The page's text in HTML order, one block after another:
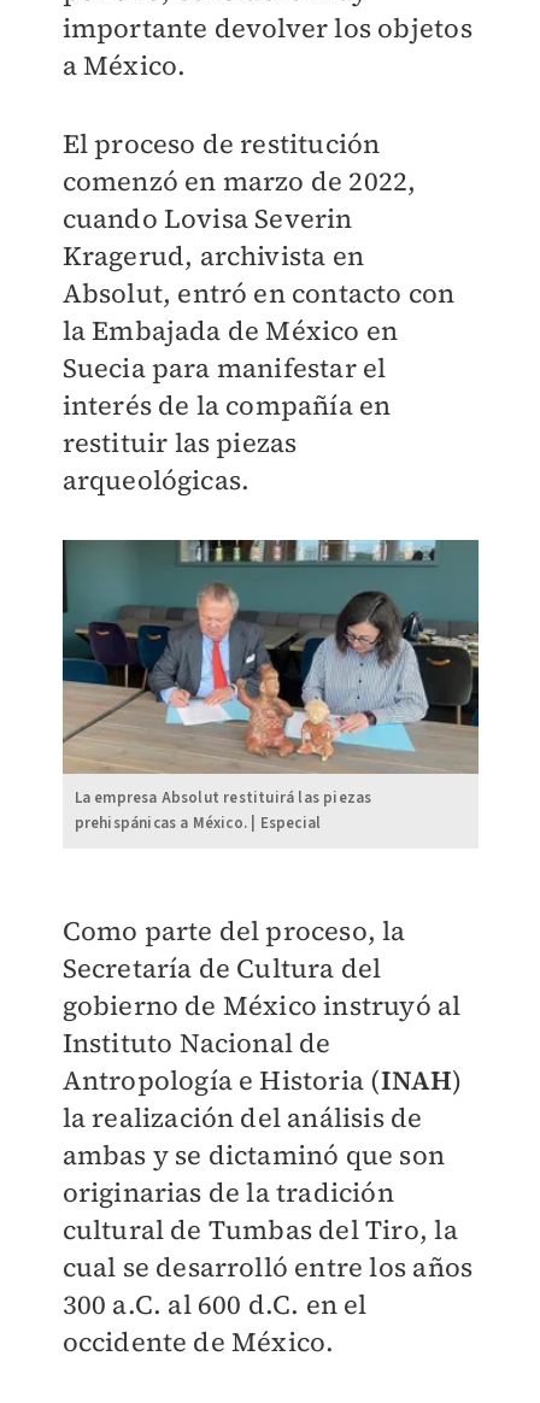
importante devolver los objetos
a México.
El proceso de restitución
comenzó en marzo de 2022,
cuando Lovisa Severin
Kragerud, archivista en
Absolut, entró en contacto con
la Embajada de México en
Suecia para manifestar el
interés de la compañía en
restituir las piezas
arqueológicas.
La empresa Absolut restituirá las piezas
prehispánicas a México. | Especial
Como parte del proceso, la
Secretaría de Cultura del
gobierno de México instruyó al
Instituto Nacional de
Antropología e Historia (INAH)
la realización del análisis de
ambas y se dictaminó que son
originarias de la tradición
cultural de Tumbas del Tiro, la
cual se desarrolló entre los años
300 a.C. al 600 d.C. en el
occidente de México.